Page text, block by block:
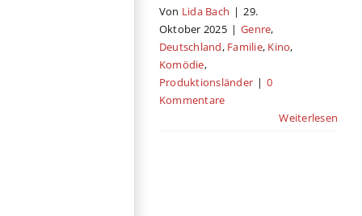
Von Lida Bach | 29.
Oktober 2025 | Genre,
Deutschland, Familie, Kino,
Komödie,
Produktionsländer | 0
Kommentare
Weiterlesen